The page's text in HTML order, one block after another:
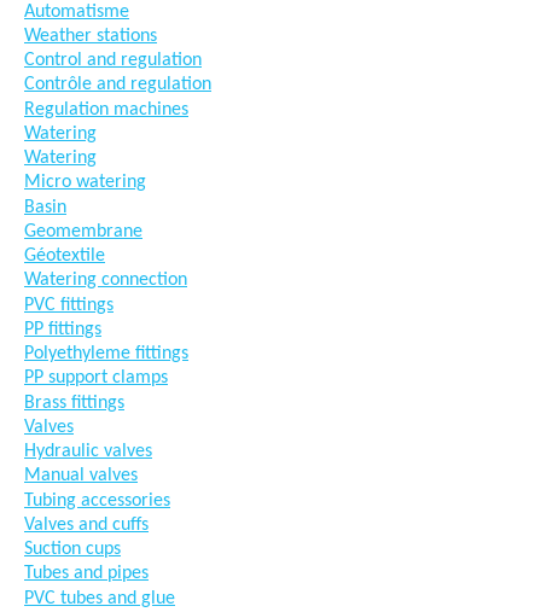
Automatisme
Weather stations
Control and regulation
Contrôle and regulation
Regulation machines
Watering
Watering
Micro watering
Basin
Geomembrane
Géotextile
Watering connection
PVC fittings
PP fittings
Polyethyleme fittings
PP support clamps
Brass fittings
Valves
Hydraulic valves
Manual valves
Tubing accessories
Valves and cuffs
Suction cups
Tubes and pipes
PVC tubes and glue